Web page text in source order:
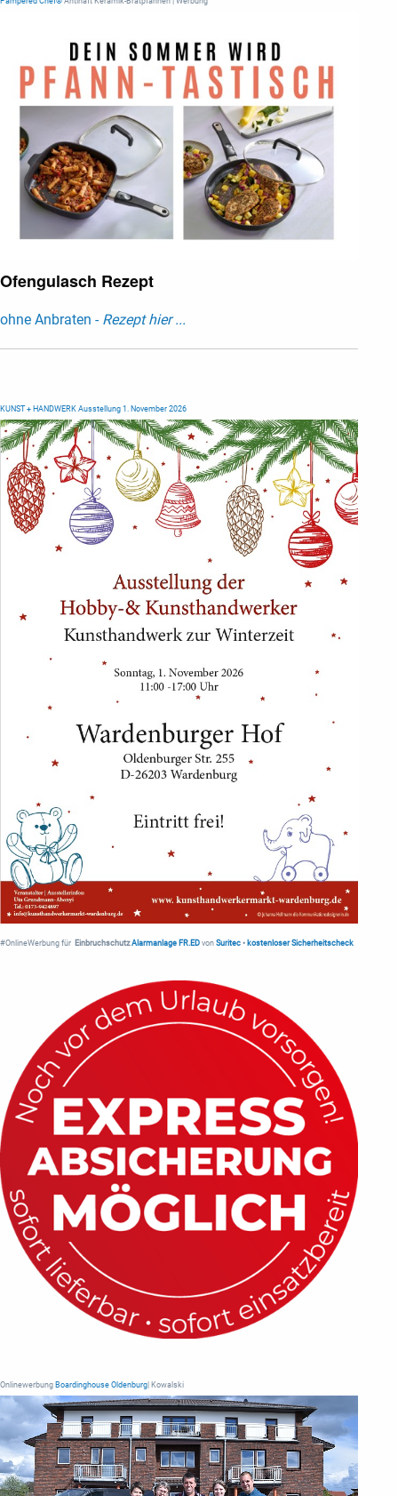
Ofengulasch Rezept
ohne Anbraten - Rezept hier ...
KUNST + HANDWERK Ausstellung 1. November 2026
#OnlineWerbung für Einbruchschutz Alarmanlage FR.ED von Suritec • kostenloser Sicherheitscheck
Onlinewerbung Boardinghouse Oldenburg | Kowalski